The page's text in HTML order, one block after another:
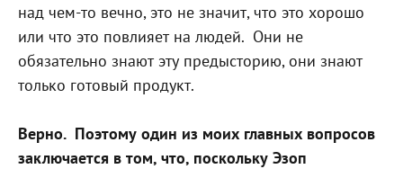
над чем-то вечно, это не значит, что это хорошо
или что это повлияет на людей. Они не
обязательно знают эту предысторию, они знают
только готовый продукт.
Верно. Поэтому один из моих главных вопросов
заключается в том, что, поскольку Эзоп